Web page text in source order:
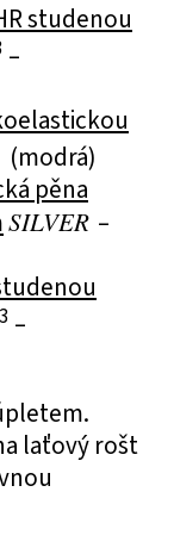
studenou
–
(modrá)
pěna
SILVER –
3 –
laťový rošt